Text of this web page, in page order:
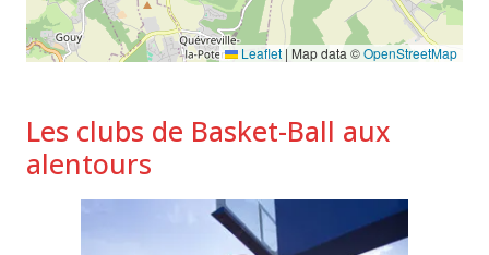
Leaflet | Map data ©OpenStreetMap
Les clubs de Basket-Ball aux
alentours